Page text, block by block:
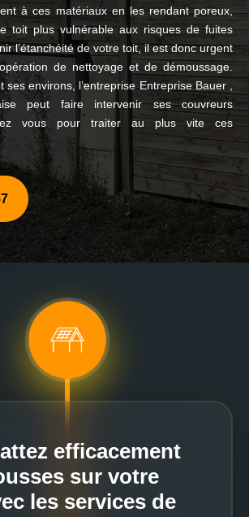
à ces matériaux en les rendant poreux,
toit plus vulnérable aux risques de fuites
l’étanchéité de votre toit, il est donc urgent
de nettoyage et de démoussage.
environs, l’entreprise Entreprise Bauer ,
peut faire intervenir ses couvreurs
vous pour traiter au plus vite ces
efficacement
sur votre
les services de